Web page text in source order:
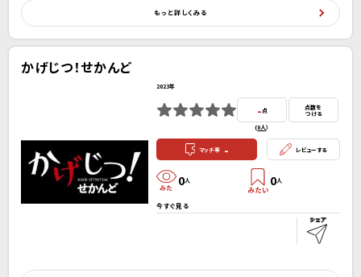
もっと詳しくみる
かげじつ！せかんど
2023年
- 点
(0人）
点数を
つける
マッチ率 - レビューする
0人 0人
今すぐ見る